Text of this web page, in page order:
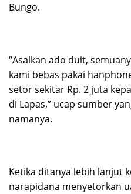
Bungo.
“Asalkan ado duit,
kami bebas pakai
setor sekitar Rp. 2 juta
di Lapas,” ucap sumber
namanya.
Ketika ditanya lebih lanjut
narapidana menyetorkan